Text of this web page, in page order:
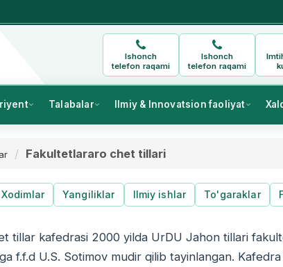
Ishonch
telefon raqami
Ishonch
telefon raqami
Talabalar Ilmiy & Innovatsion faoliyat
Fakultetlararo chet tillari
Xodimlar Yangiliklar Ilmiy ishlar To'garaklar
tillar kafedrasi 2000 yilda UrDU Jahon tillari
f.f.d U.S. Sotimov mudir qilib tayinlangan.